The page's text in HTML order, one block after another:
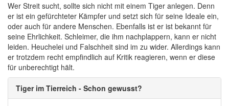
Wer Streit sucht, sollte sich nicht mit einem Tiger anlegen. Denn
er ist ein gefürchteter Kämpfer und setzt sich für seine Ideale ein,
oder auch für andere Menschen. Ebenfalls ist er ist bekannt für
seine Ehrlichkeit. Schleimer, die ihm nachplappern, kann er nicht
leiden. Heuchelei und Falschheit sind im zu wider. Allerdings kann
er trotzdem recht empfindlich auf Kritik reagieren, wenn er diese
für unberechtigt hält.
Tiger im Tierreich - Schon gewusst?